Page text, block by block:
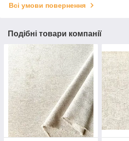
Всі умови повернення
Подібні товари компанії